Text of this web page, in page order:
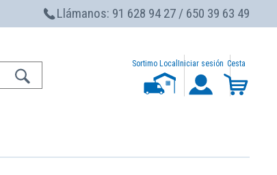
Llámanos: 91 628 94 27 / 650 39 63 49
Sortimo Local Iniciar sesión Cesta